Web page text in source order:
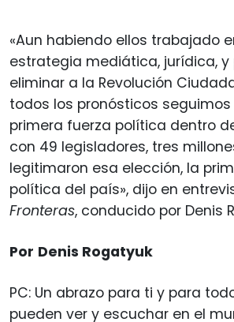
«Aun habiendo ellos trabajado
estrategia mediática, jurídica,
eliminar a la Revolución
todos los pronósticos
primera fuerza política dentro
con 49 legisladores, tres
legitimaron esa elección, la
política del país», dijo en
Fronteras, conducido por Denis
Por Denis Rogatyuk
PC: Un abrazo para ti y para
pueden ver y escuchar en el